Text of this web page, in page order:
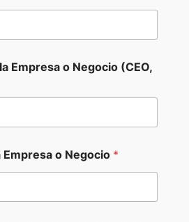
Empresa o Negocio (CEO,
Empresa o Negocio *